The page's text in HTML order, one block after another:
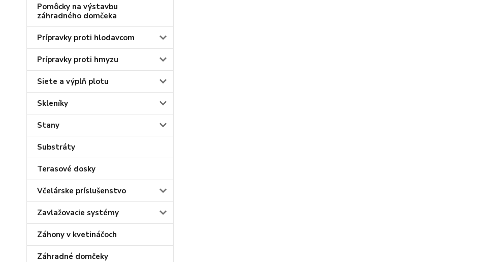
Pomôcky na výstavbu
záhradného domčeka
Prípravky proti hlodavcom
Prípravky proti hmyzu
Siete a výplň plotu
Skleníky
Stany
Substráty
Terasové dosky
Včelárske príslušenstvo
Zavlažovacie systémy
Záhony v kvetináčoch
Záhradné domčeky